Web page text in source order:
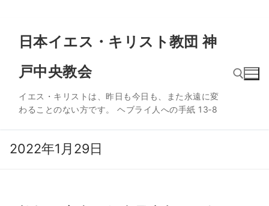
日本イエス・キリスト教団 神
戸中央教会
イエス・キリストは、昨日も今日も、また永遠に変
わることのない方です。 ヘブライ人への手紙 13‐8
2022年1月29日